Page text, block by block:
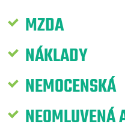
MZDA
NÁKLADY
NEMOCENSKÁ
NEOMLUVENÁ